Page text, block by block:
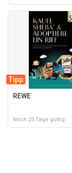
Tipp
REWE
Noch 23 Tage gültig